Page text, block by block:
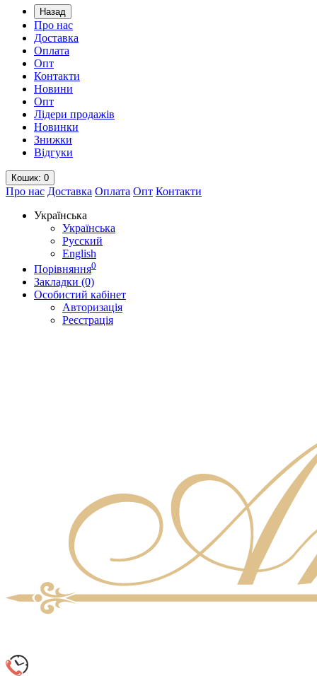
Назад
Про нас
Доставка
Оплата
Опт
Контакти
Новини
Опт
Лідери продажів
Новинки
Знижки
Відгуки
Кошик: 0
Про нас Доставка Оплата Опт Контакти
Українська
Українська
Русский
English
Порівняння0
Закладки (0)
Особистий кабінет
Авторизація
Реєстрація